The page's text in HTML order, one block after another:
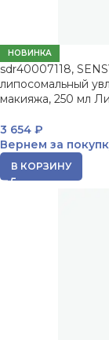
НОВИНКА
sdr40007118,
липосомальный
макияжа, 250 мл
3 654 ₽
Вернем за
В КОРЗИНУ